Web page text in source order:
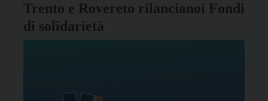
Trento e Rovereto rilancianoi Fondi
di solidarietà